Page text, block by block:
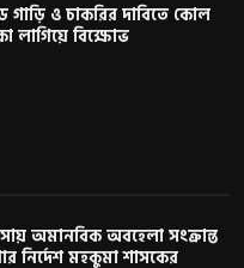
ও চাকরির দাবিতে কোল
লাগিয়ে বিক্ষোভ
অমানবিক অবহেলা সংক্রান্ত
নির্দেশ মহকুমা শাসকের